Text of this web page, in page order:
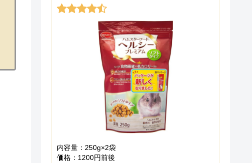
内容量：250g×2袋
価格：1200円前後